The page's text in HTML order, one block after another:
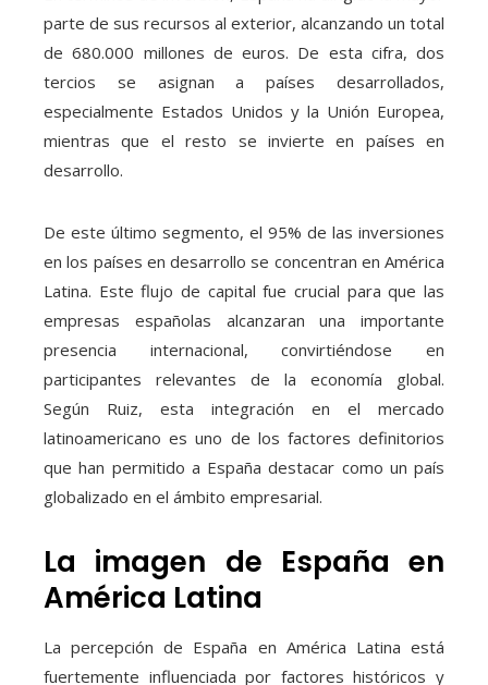
parte de sus recursos al exterior, alcanzando un total
de 680.000 millones de euros. De esta cifra, dos
tercios se asignan a países desarrollados,
especialmente Estados Unidos y la Unión Europea,
mientras que el resto se invierte en países en
desarrollo.
De este último segmento, el 95% de las inversiones
en los países en desarrollo se concentran en América
Latina. Este flujo de capital fue crucial para que las
empresas españolas alcanzaran una importante
presencia internacional, convirtiéndose en
participantes relevantes de la economía global.
Según Ruiz, esta integración en el mercado
latinoamericano es uno de los factores definitorios
que han permitido a España destacar como un país
globalizado en el ámbito empresarial.
La imagen de España en
América Latina
La percepción de España en América Latina está
fuertemente influenciada por factores históricos y